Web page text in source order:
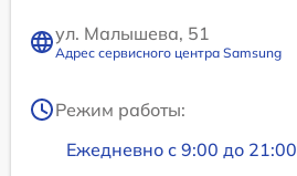
ул. Малышева, 51
Адрес сервисного центра Samsung
Режим работы:
Ежедневно с 9:00 до 21:00